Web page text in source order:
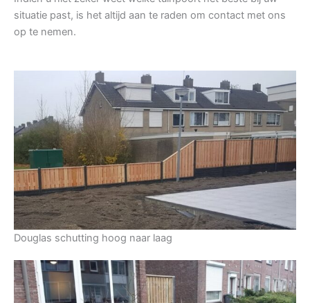
situatie past, is het altijd aan te raden om contact met ons
op te nemen.
Douglas schutting hoog naar laag